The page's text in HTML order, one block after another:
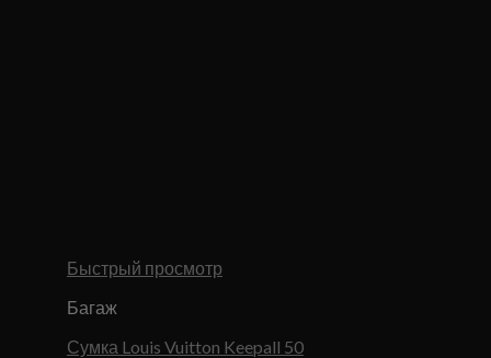
Быстрый просмотр
Багаж
Сумка Louis Vuitton Keepall 50